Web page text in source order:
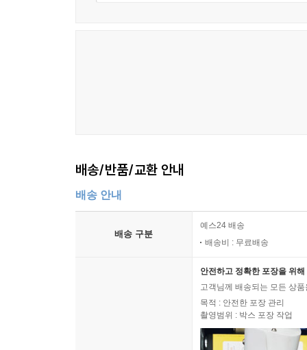
배송/반품/교환 안내
배송 안내
배송 구분
예스24 배송
배송비 : 무료배송
안전하고 정확한 포장을 위
고객님께 배송되는 모든 상
목적 : 안전한 포장 관리
촬영범위 : 박스 포장 작업